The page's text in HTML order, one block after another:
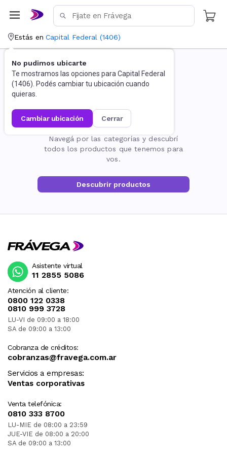
Estás en Capital Federal (1406)
No pudimos ubicarte
Te mostramos las opciones para Capital Federal
(1406). Podés cambiar tu ubicación cuando
quieras.
cambiar ubicación cerrar
La página no existe
Navegá por las categorías y descubrí
todos los productos que tenemos para
vos.
Descubrir productos
Atención al cliente:
0800 122 0338
0810 999 3728
LU-VI de 09:00 a 18:00
SA de 09:00 a 13:00
Cobranza de créditos:
cobranzas@fravega.com.ar
Servicios a empresas:
Ventas corporativas
Venta telefónica:
0810 333 8700
LU-MIE de 08:00 a 23:59
JUE-VIE de 08:00 a 20:00
SA de 09:00 a 13:00
Asistente virtual
11 2855 5086